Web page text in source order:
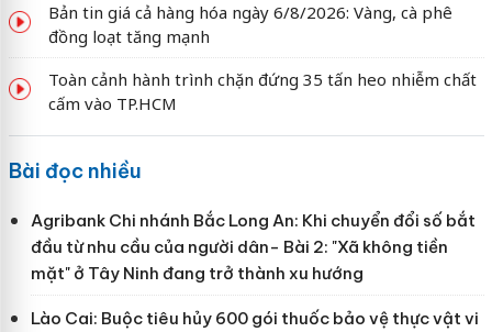
Bản tin giá cả hàng hóa ngày 6/8/2026: Vàng, cà phê
đồng loạt tăng mạnh
Toàn cảnh hành trình chặn đứng 35 tấn heo nhiễm chất
cấm vào TP.HCM
Bài đọc nhiều
Agribank Chi nhánh Bắc Long An: Khi chuyển đổi số bắt
đầu từ nhu cầu của người dân- Bài 2: "Xã không tiền
mặt" ở Tây Ninh đang trở thành xu hướng
Lào Cai: Buộc tiêu hủy 600 gói thuốc bảo vệ thực vật vi